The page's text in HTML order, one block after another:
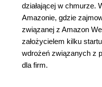
działającej w chmurze.
Amazonie, gdzie
związanej z Amazon
założycielem kilku
wdrożeń związanych z
dla firm.